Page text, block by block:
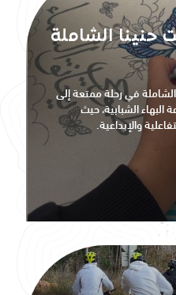
حنينا الشاملة
في رحلة ممتعة إلى
الشبابية، حيث
والإبداعية.